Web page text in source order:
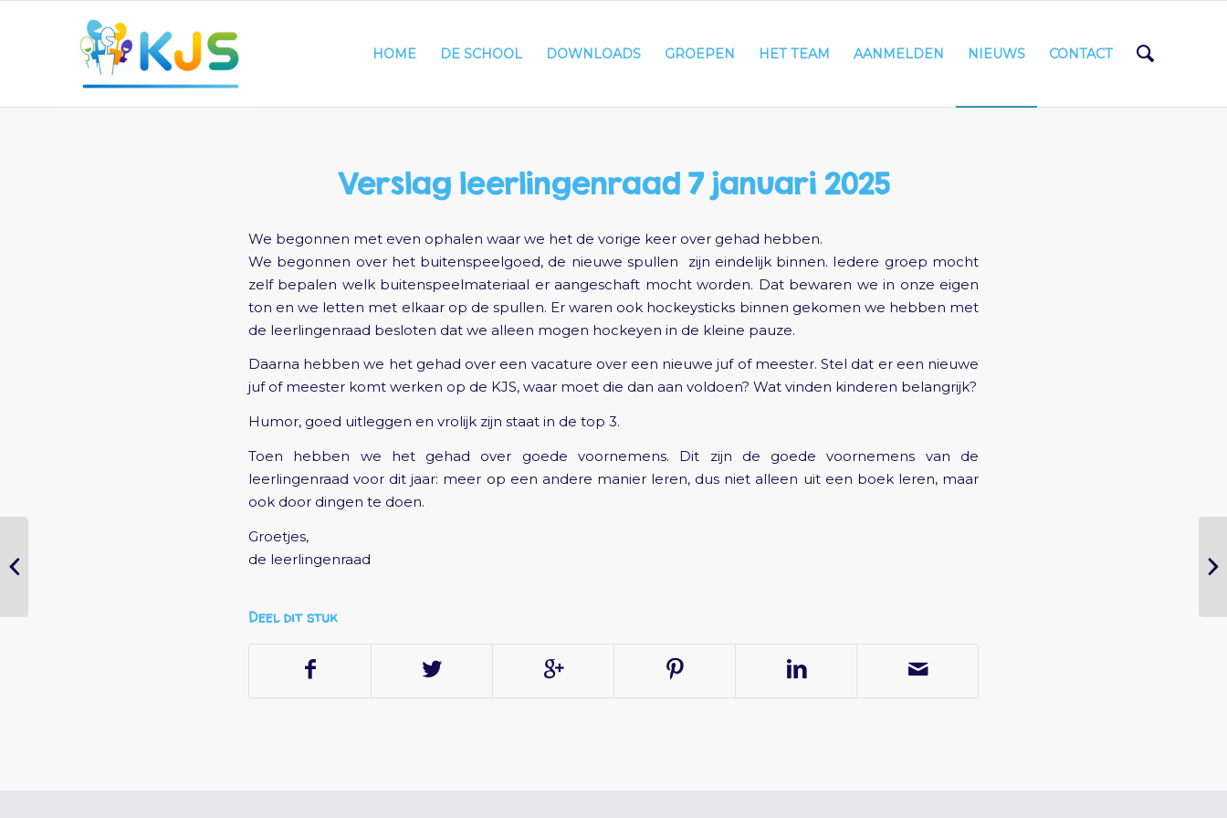
HOME DE SCHOOL DOWNLOADS GROEPEN HET TEAM AANMELDEN NIEUWS CONTACT
Verslag leerlingenraad 7 januari 2025
We begonnen met even ophalen waar we het de vorige keer over gehad hebben.
We begonnen over het buitenspeelgoed, de nieuwe spullen zijn eindelijk binnen. Iedere groep mocht
zelf bepalen welk buitenspeelmateriaal er aangeschaft mocht worden. Dat bewaren we in onze eigen
ton en we letten met elkaar op de spullen. Er waren ook hockeysticks binnen gekomen we hebben met
de leerlingenraad besloten dat we alleen mogen hockeyen in de kleine pauze.
Daarna hebben we het gehad over een vacature over een nieuwe juf of meester. Stel dat er een nieuwe
juf of meester komt werken op de KJS, waar moet die dan aan voldoen? Wat vinden kinderen belangrijk?
Humor, goed uitleggen en vrolijk zijn staat in de top 3.
Toen hebben we het gehad over goede voornemens. Dit zijn de goede voornemens van de
leerlingenraad voor dit jaar: meer op een andere manier leren, dus niet alleen uit een boek leren, maar
ook door dingen te doen.
Groetjes,
de leerlingenraad
Deel dit stuk